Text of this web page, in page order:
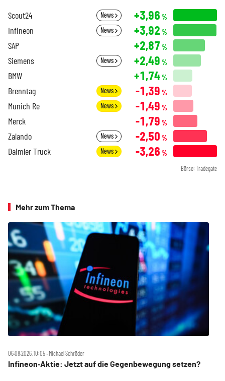
Scout24 News +3,96 %
Infineon News +3,92 %
SAP +2,87 %
Siemens News +2,49 %
BMW +1,74%
Brenntag News -1,39 %
Munich Re News -1,49 %
Merck -1,79 %
Zalando News -2,50 %
Daimler Truck News -3,26 %
Börse: Tradegate
Mehr zum Thema
06.08.2026, 10:05 ‧ Michael Schröder
Infineon‑Aktie: Jetzt auf die Gegenbewegung setzen?